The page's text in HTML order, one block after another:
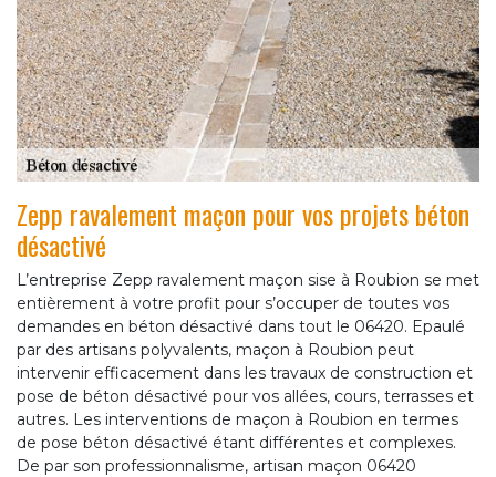
Zepp ravalement maçon pour vos projets béton
désactivé
L’entreprise Zepp ravalement maçon sise à Roubion se met
entièrement à votre profit pour s’occuper de toutes vos
demandes en béton désactivé dans tout le 06420. Epaulé
par des artisans polyvalents, maçon à Roubion peut
intervenir efficacement dans les travaux de construction et
pose de béton désactivé pour vos allées, cours, terrasses et
autres. Les interventions de maçon à Roubion en termes
de pose béton désactivé étant différentes et complexes.
De par son professionnalisme, artisan maçon 06420